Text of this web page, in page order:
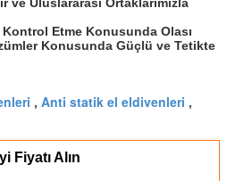
ve Uluslararası Ortaklarımızla
Etme Konusunda Olası
Konusunda Güçlü ve Tetikte
, Anti statik el eldivenleri ,
Fiyatı Alın